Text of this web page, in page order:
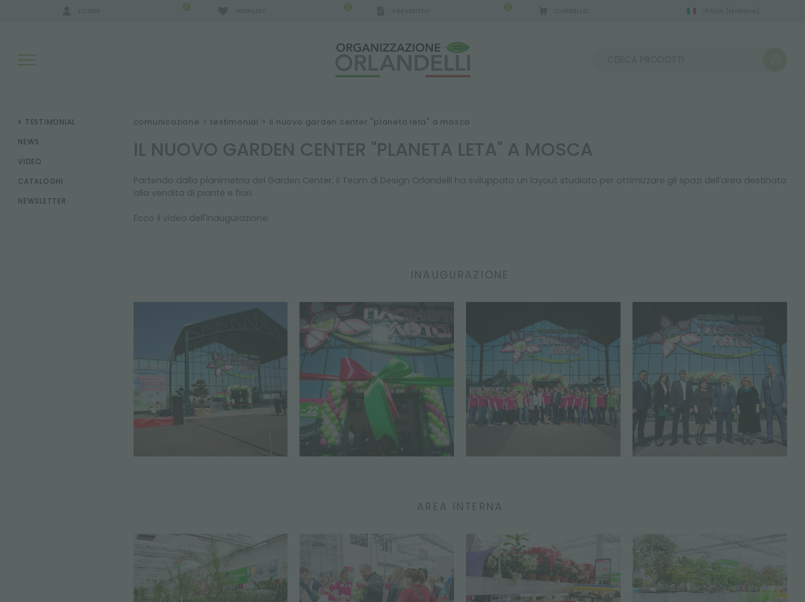
0 0 0
RISULTATI RICERCA:
TESTIMONIAL
NEWS
VIDEO
CATALOGHI
NEWSLETTER
comunicazione > testimonial > il nuovo garden center "planeta leta" a mosca
IL NUOVO GARDEN CENTER "PLANETA LETA" A MOSCA
Partendo dalla planimetria del Garden Center, il Team di Design Orlandelli ha sviluppato un layout studiato per ottimizzare gli spazi dell’area destinata
alla vendita di piante e fiori.
Ecco il video dell'inaugurazione:
INAUGURAZIONE
AREA INTERNA